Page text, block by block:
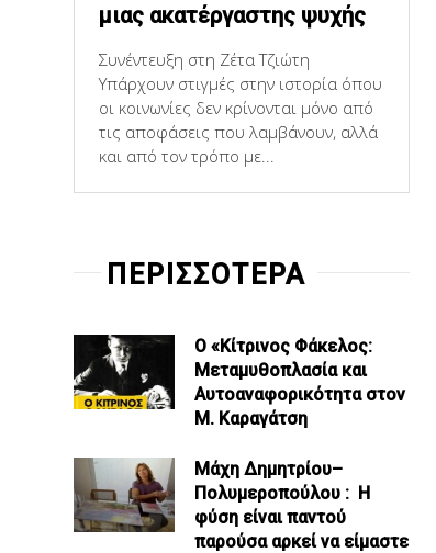
μιας ακατέργαστης ψυχής
Συνέντευξη στη Ζέτα Τζιώτη
Υπάρχουν στιγμές στην ιστορία όπου
οι κοινωνίες δεν κρίνονται μόνο από
τις αποφάσεις που λαμβάνουν, αλλά
και από τον τρόπο με...
ΠΕΡΙΣΣΟΤΕΡΑ
Ο «Κίτρινος Φάκελος:
Μεταμυθοπλασία και
Αυτοαναφορικότητα στον
Μ. Καραγάτση
Μάχη Δημητρίου–
Πολυμεροπούλου : Η
φύση είναι παντού
παρούσα αρκεί να είμαστε